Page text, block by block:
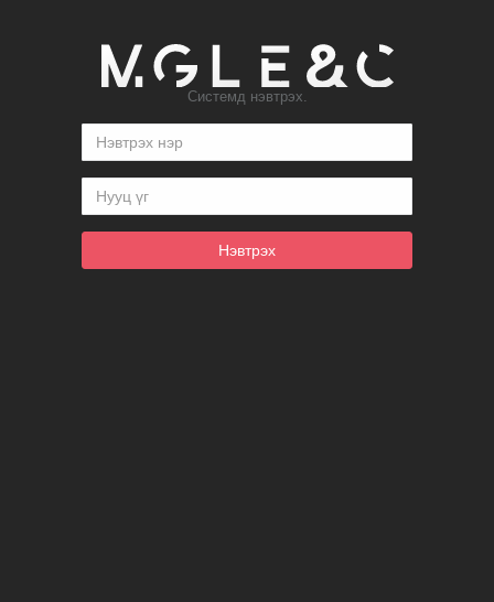
Системд нэвтрэх.
Нэвтрэх